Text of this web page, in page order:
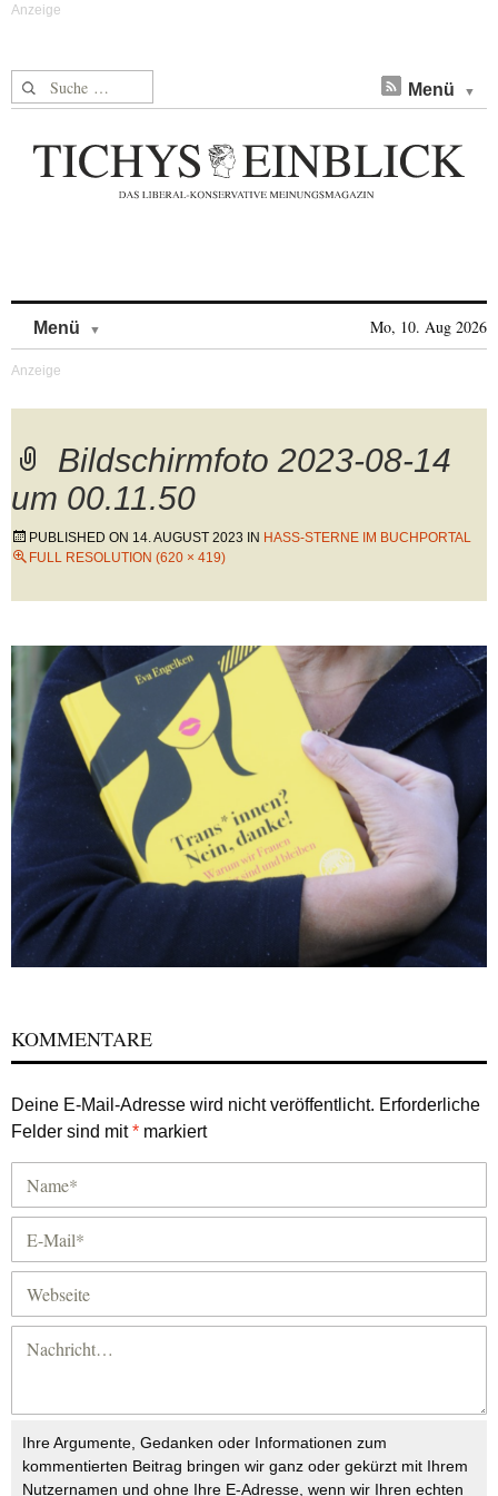
Suche nach: Menü
Menü Mo, 10. Aug 2026
Bildschirmfoto 2023-08-14
um 00.11.50
PUBLISHED ON 14. AUGUST 2023 IN HASS-STERNE IM BUCHPORTAL
FULL RESOLUTION (620 × 419)
KOMMENTARE
Deine E-Mail-Adresse wird nicht veröffentlicht. Erforderliche
Felder sind mit* markiert
Ihre Argumente, Gedanken oder Informationen zum
kommentierten Beitrag bringen wir ganz oder gekürzt mit Ihrem
Nutzernamen und ohne Ihre E-Adresse, wenn wir Ihren echten